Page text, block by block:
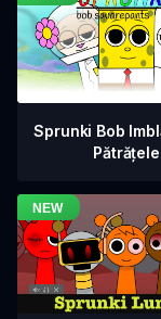
Sprunki Bob
Pătrățele